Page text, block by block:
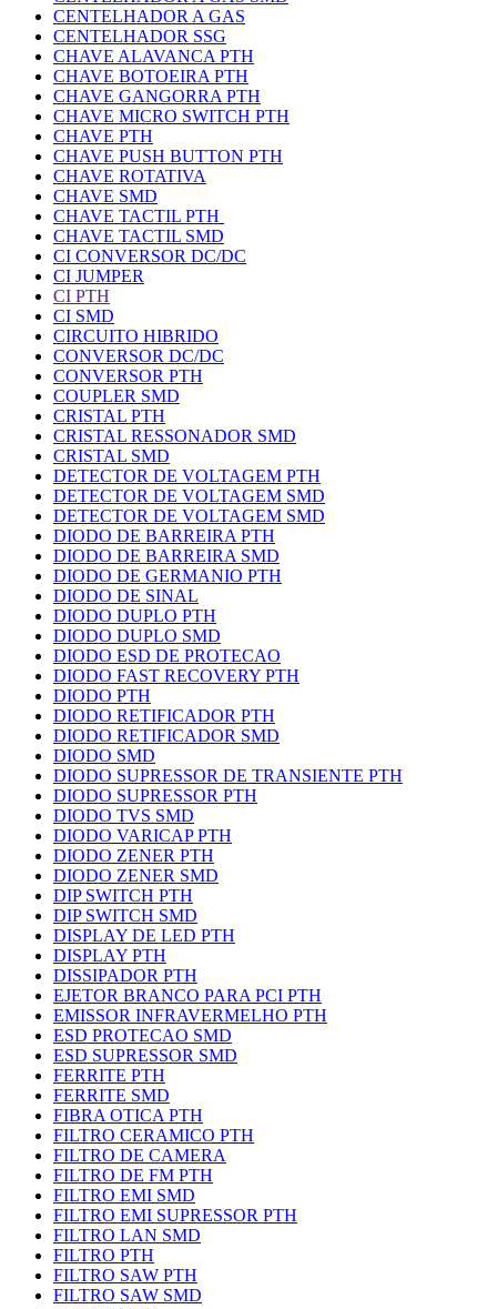
CENTELHADOR A GAS
CENTELHADOR SSG
CHAVE ALAVANCA PTH
CHAVE BOTOEIRA PTH
CHAVE GANGORRA PTH
CHAVE MICRO SWITCH PTH
CHAVE PTH
CHAVE PUSH BUTTON PTH
CHAVE ROTATIVA
CHAVE SMD
CHAVE TACTIL PTH
CHAVE TACTIL SMD
CI CONVERSOR DC/DC
CI JUMPER
CI PTH
CI SMD
CIRCUITO HIBRIDO
CONVERSOR DC/DC
CONVERSOR PTH
COUPLER SMD
CRISTAL PTH
CRISTAL RESSONADOR SMD
CRISTAL SMD
DETECTOR DE VOLTAGEM PTH
DETECTOR DE VOLTAGEM SMD
DETECTOR DE VOLTAGEM SMD
DIODO DE BARREIRA PTH
DIODO DE BARREIRA SMD
DIODO DE GERMANIO PTH
DIODO DE SINAL
DIODO DUPLO PTH
DIODO DUPLO SMD
DIODO ESD DE PROTECAO
DIODO FAST RECOVERY PTH
DIODO PTH
DIODO RETIFICADOR PTH
DIODO RETIFICADOR SMD
DIODO SMD
DIODO SUPRESSOR DE TRANSIENTE PTH
DIODO SUPRESSOR PTH
DIODO TVS SMD
DIODO VARICAP PTH
DIODO ZENER PTH
DIODO ZENER SMD
DIP SWITCH PTH
DIP SWITCH SMD
DISPLAY DE LED PTH
DISPLAY PTH
DISSIPADOR PTH
EJETOR BRANCO PARA PCI PTH
EMISSOR INFRAVERMELHO PTH
ESD PROTECAO SMD
ESD SUPRESSOR SMD
FERRITE PTH
FERRITE SMD
FIBRA OTICA PTH
FILTRO CERAMICO PTH
FILTRO DE CAMERA
FILTRO DE FM PTH
FILTRO EMI SMD
FILTRO EMI SUPRESSOR PTH
FILTRO LAN SMD
FILTRO PTH
FILTRO SAW PTH
FILTRO SAW SMD